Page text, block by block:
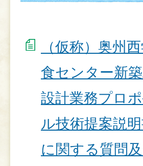
（仮称）奥州
食センター新
設計業務プロ
ル技術提案説
に関する質問